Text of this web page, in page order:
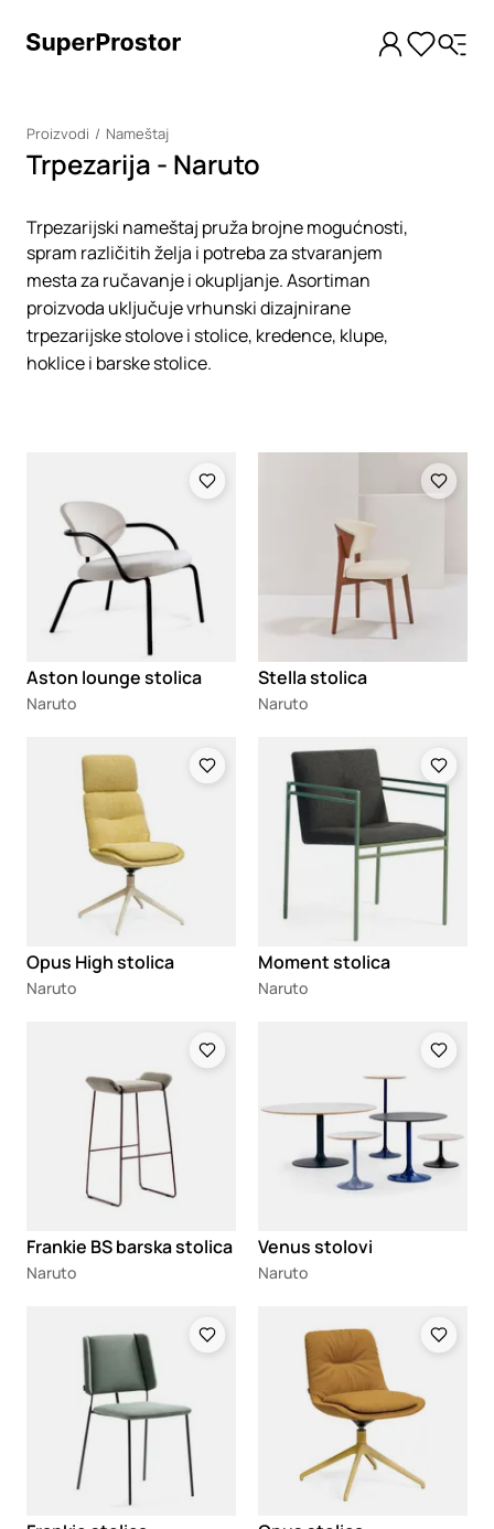
Proizvodi Nameštaj
Trpezarija - Naruto
Trpezarijski nameštaj pruža brojne mogućnosti,
spram različitih želja i potreba za stvaranjem
mesta za ručavanje i okupljanje. Asortiman
proizvoda uključuje vrhunski dizajnirane
trpezarijske stolove i stolice, kredence, klupe,
hoklice i barske stolice.
Aston lounge stolica
Naruto
Stella stolica
Naruto
Loading
Opus High stolica
Naruto
Loading
Moment stolica
Naruto
Frankie BS barska stolica
Naruto
Venus stolovi
Naruto